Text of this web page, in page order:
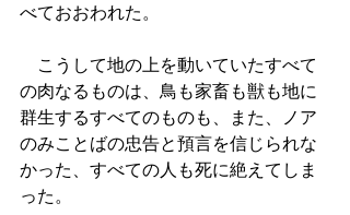
べておおわれた。
こうして地の上を動いていたすべて
の肉なるものは、鳥も家畜も獣も地に
群生するすべてのものも、また、ノア
のみことばの忠告と預言を信じられな
かった、すべての人も死に絶えてしま
った。